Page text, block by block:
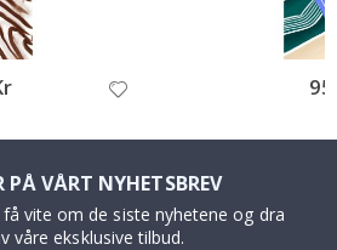
PÅ VÅRT NYHETSBREV
vite om de siste nyhetene og dra
våre eksklusive tilbud.